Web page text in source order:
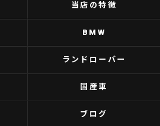
当店の特徴
BMW
ランドローバー
国産車
ブログ